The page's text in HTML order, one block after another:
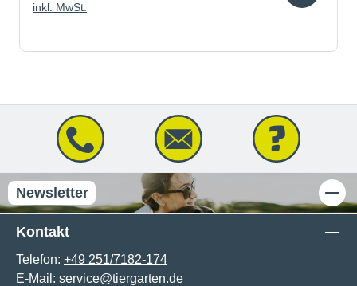
inkl. MwSt.
Newsletter
Kontakt
Telefon: +49 251/7182-174
E-Mail: service@tiergarten.de